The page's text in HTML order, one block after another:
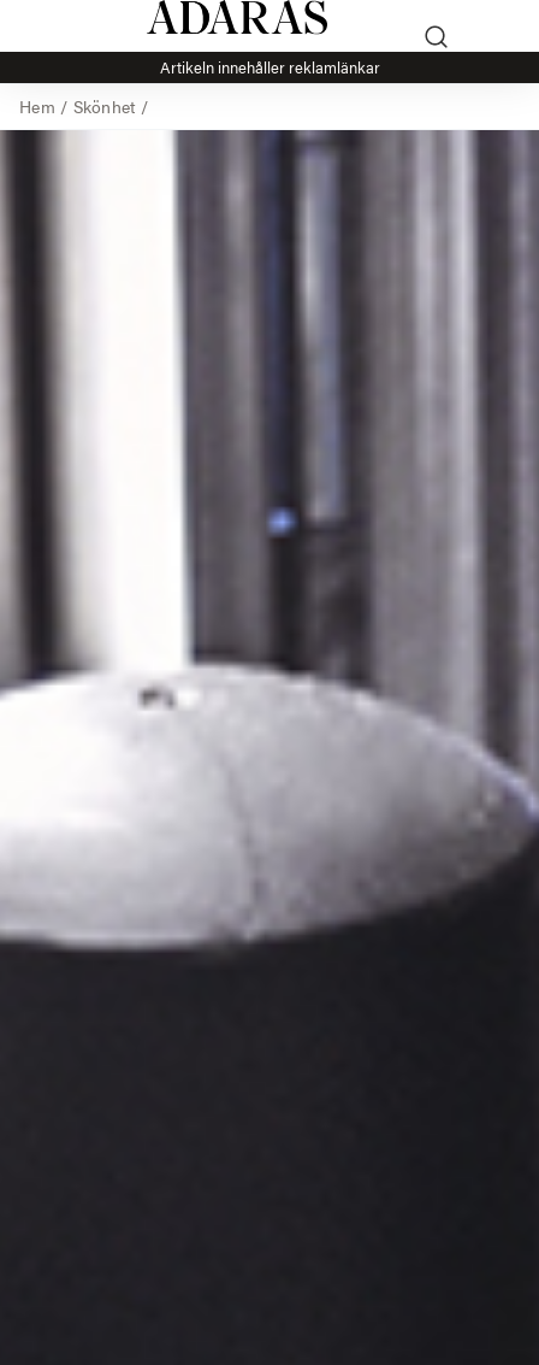
Artikeln innehåller reklamlänkar
Hem / Skönhet/